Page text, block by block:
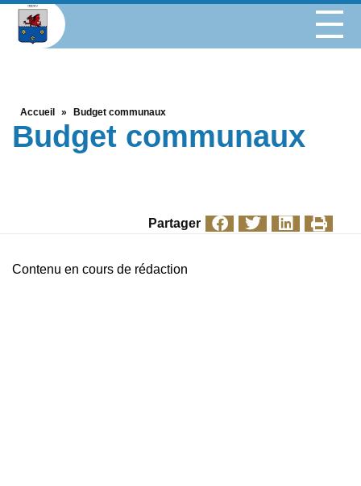
Accueil » Budget communaux
Budget communaux
Partager
Contenu en cours de rédaction